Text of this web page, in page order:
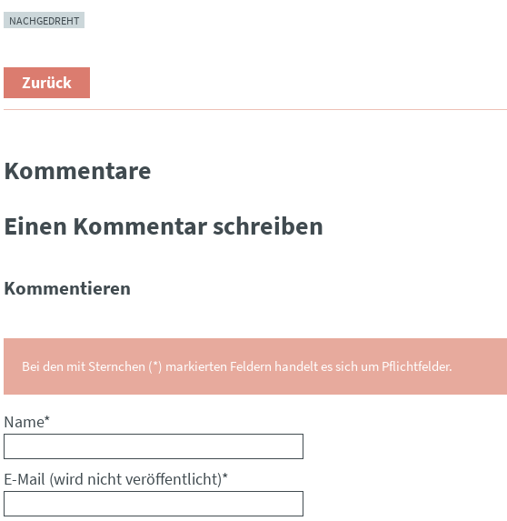
NACHGEDREHT
Zurück
Kommentare
Einen Kommentar schreiben
Kommentieren
Bei den mit Sternchen (*) markierten Feldern handelt es sich um Pflichtfelder.
Pflichtfeld
Name*
Pflichtfeld
E-Mail (wird nicht veröffentlicht)*